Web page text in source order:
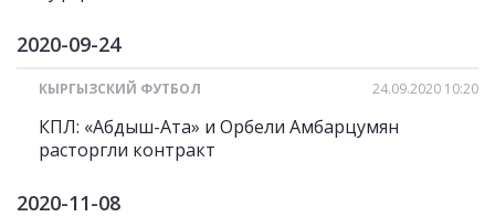
2020-09-24
КЫРГЫЗСКИЙ ФУТБОЛ 24.09.2020 10:20
КПЛ: «Абдыш-Ата» и Орбели Амбарцумян
расторгли контракт
2020-11-08